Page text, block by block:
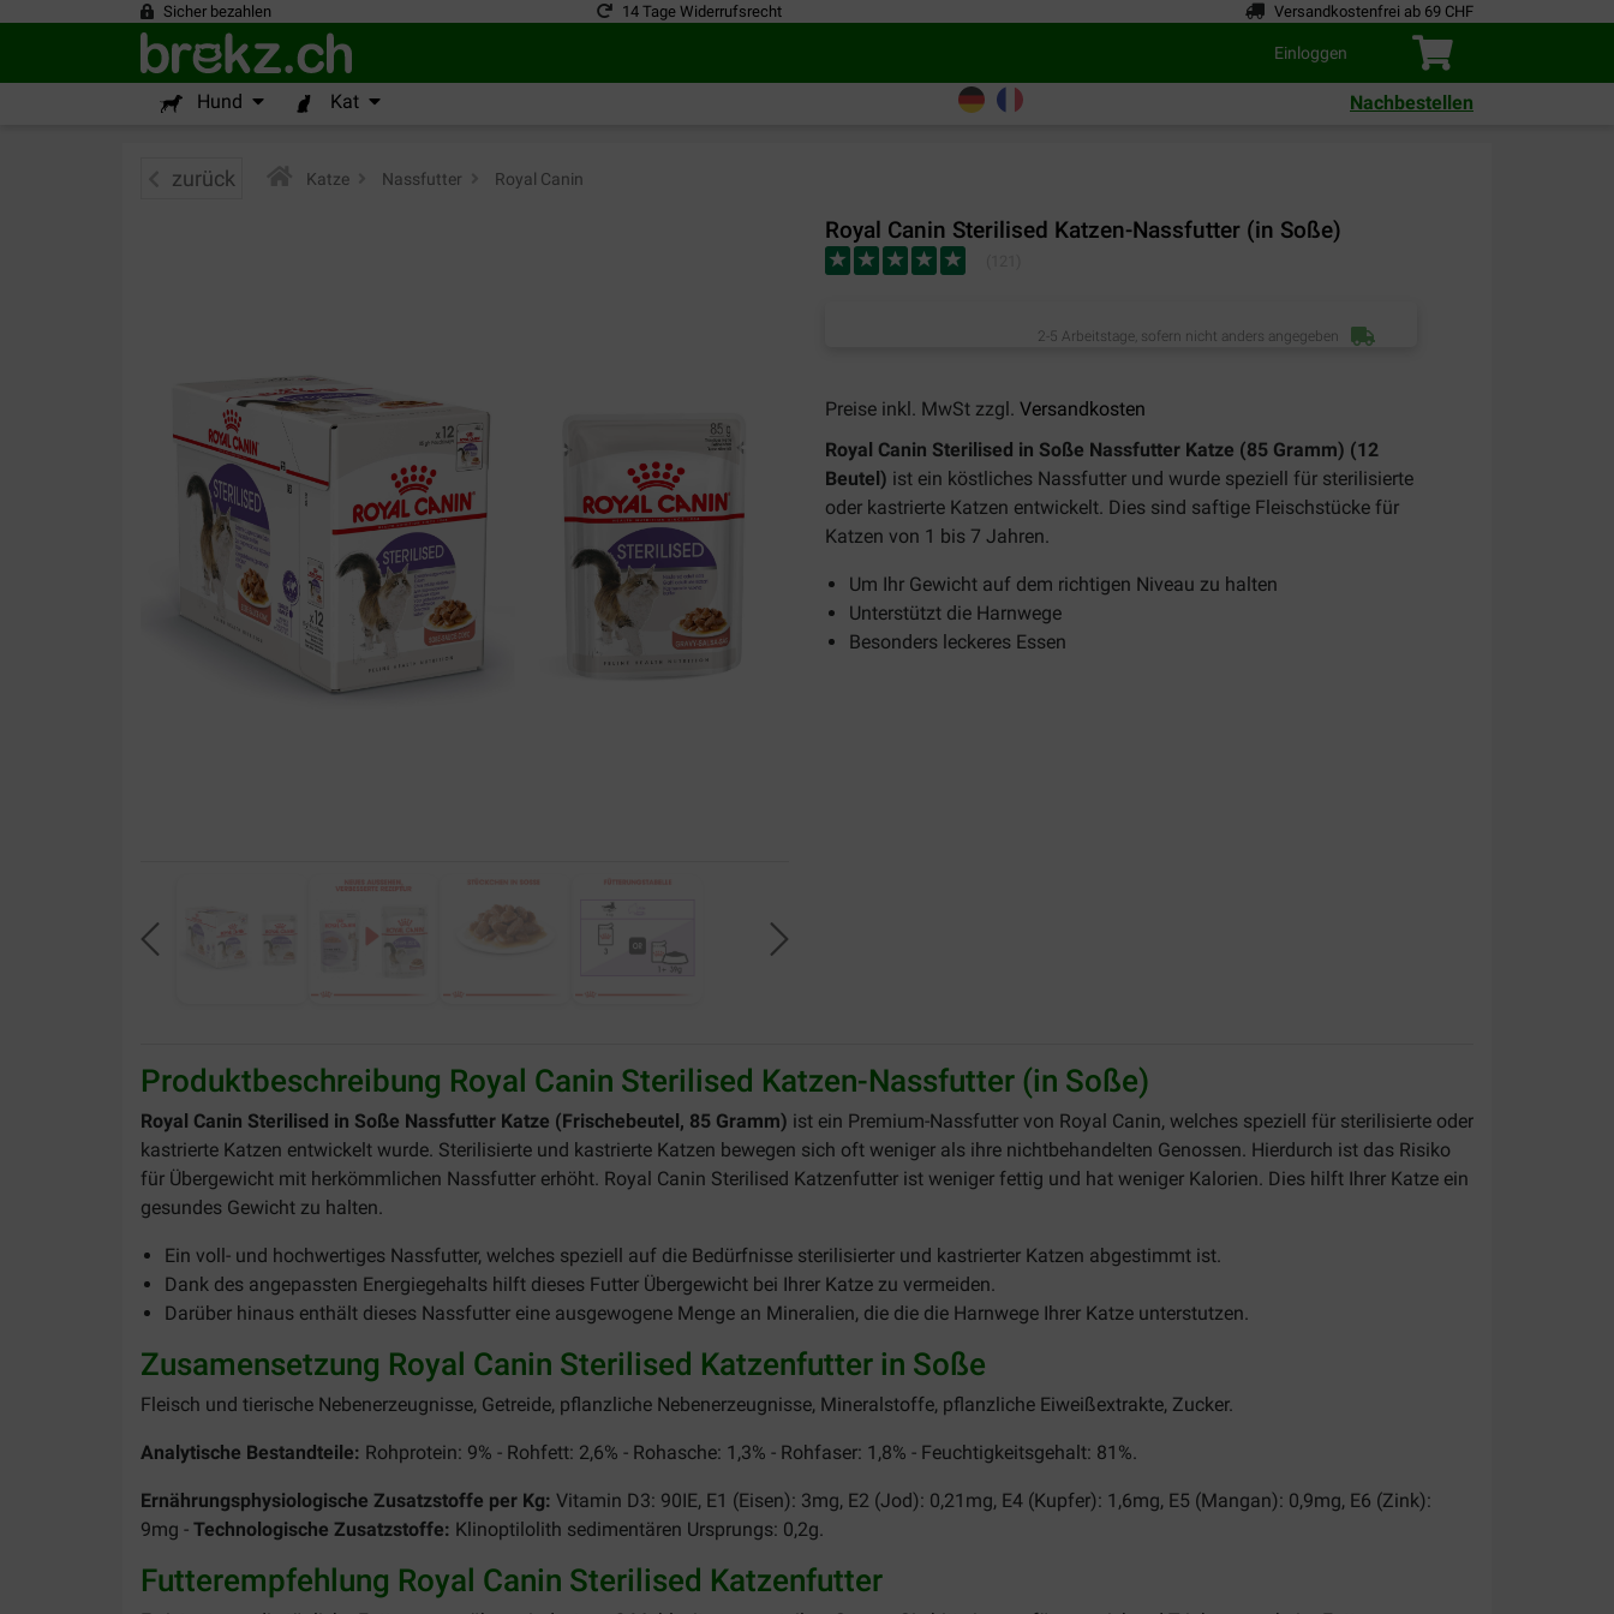
Sicher bezahlen 14 Tage Widerrufsrecht Versandkostenfrei ab 69 CHF
Einloggen
Hund Kat Nachbestellen
zurück Katze Nassfutter Royal Canin
Royal Canin Sterilised Katzen-Nassfutter (in Soße)
2-5 Arbeitstage, sofern nicht anders angegeben
Preise inkl. MwSt zzgl. Versandkosten
Royal Canin Sterilised in Soße Nassfutter Katze (85 Gramm) (12
Beutel) ist ein köstliches Nassfutter und wurde speziell für sterilisierte
oder kastrierte Katzen entwickelt. Dies sind saftige Fleischstücke für
Katzen von 1 bis 7 Jahren.
Um Ihr Gewicht auf dem richtigen Niveau zu halten
Unterstützt die Harnwege
Besonders leckeres Essen
Produktbeschreibung Royal Canin Sterilised Katzen-Nassfutter (in Soße)
Royal Canin Sterilised in Soße Nassfutter Katze (Frischebeutel, 85 Gramm) ist ein Premium-Nassfutter von Royal Canin, welches speziell für sterilisierte oder
kastrierte Katzen entwickelt wurde. Sterilisierte und kastrierte Katzen bewegen sich oft weniger als ihre nichtbehandelten Genossen. Hierdurch ist das Risiko
für Übergewicht mit herkömmlichen Nassfutter erhöht. Royal Canin Sterilised Katzenfutter ist weniger fettig und hat weniger Kalorien. Dies hilft Ihrer Katze ein
gesundes Gewicht zu halten.
Ein voll- und hochwertiges Nassfutter, welches speziell auf die Bedürfnisse sterilisierter und kastrierter Katzen abgestimmt ist.
Dank des angepassten Energiegehalts hilft dieses Futter Übergewicht bei Ihrer Katze zu vermeiden.
Darüber hinaus enthält dieses Nassfutter eine ausgewogene Menge an Mineralien, die die die Harnwege Ihrer Katze unterstutzen.
Zusamensetzung Royal Canin Sterilised Katzenfutter in Soße
Fleisch und tierische Nebenerzeugnisse, Getreide, pflanzliche Nebenerzeugnisse, Mineralstoffe, pflanzliche Eiweißextrakte, Zucker.
Analytische Bestandteile: Rohprotein: 9% - Rohfett: 2,6% - Rohasche: 1,3% - Rohfaser: 1,8% - Feuchtigkeitsgehalt: 81%.
Ernährungsphysiologische Zusatzstoffe per Kg: Vitamin D3: 90IE, E1 (Eisen): 3mg, E2 (Jod): 0,21mg, E4 (Kupfer): 1,6mg, E5 (Mangan): 0,9mg, E6 (Zink):
9mg - Technologische Zusatzstoffe: Klinoptilolith sedimentären Ursprungs: 0,2g.
Futterempfehlung Royal Canin Sterilised Katzenfutter